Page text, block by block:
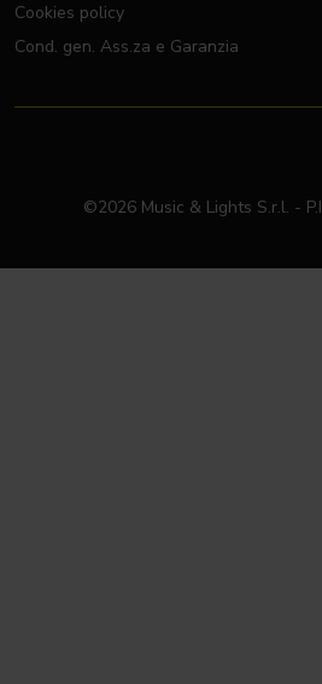
Cookies policy
Cond. gen. Ass.za e Garanzia
©2026 Music & Lights S.r.l. -